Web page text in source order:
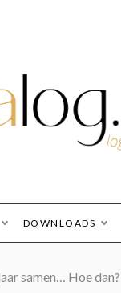
DOWNLOADS
samen… Hoe dan?